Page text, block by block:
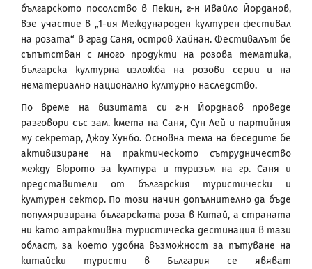
българското посолство в Пекин, г-н Ивайло Йорданов,
взе участие в „1-ия Международeн културен фестивал
на розата“ в град Саня, остров Хайнан. Фестивалът бе
съпътстван с много продукти на розова тематика,
българска културна изложба на розови серии и на
нематериално национално културно наследство.
По време на визитата си г-н Йорднаов проведе
разговори със зам. кмета на Саня, Сун Лей и партийния
му секретар, Джоу Хунбо. Основна тема на беседите бе
активизиране на практическото сътрудничество
между Бюрото за култура и туризъм на гр. Саня и
представители от българския туристически и
културен сектор. По този начин допълнително да бъде
популяризирана българската роза в Китай, а страната
ни като атрактивна туристическа дестинация в тази
област, за което удобна възможност за пътуване на
китайски туристи в България се явяват